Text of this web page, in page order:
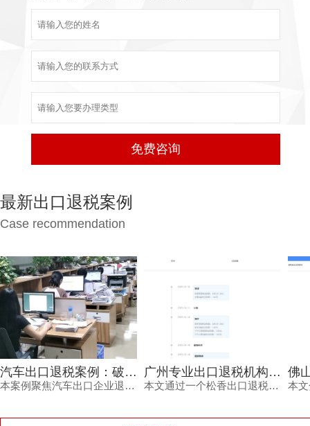
最新出口退税案例
Case recommendation
汽车出口退税案例：破解备案申报难点实现高效退税
本案例聚焦汽车出口企业退税过程，展现广州出口退税咨询机构如何帮助企业解决备案申报、单证留存及数据异常等难题，顺利获得退税款。
广州专业出口退税机构精准把握政策助松香出口退税高效到账案例
本文通过一个松香出口退税案例，介绍广州专业出口退税机构如何应对政策调整、规范申报流程，帮助外贸企业缩短退税周期，提高合规性。